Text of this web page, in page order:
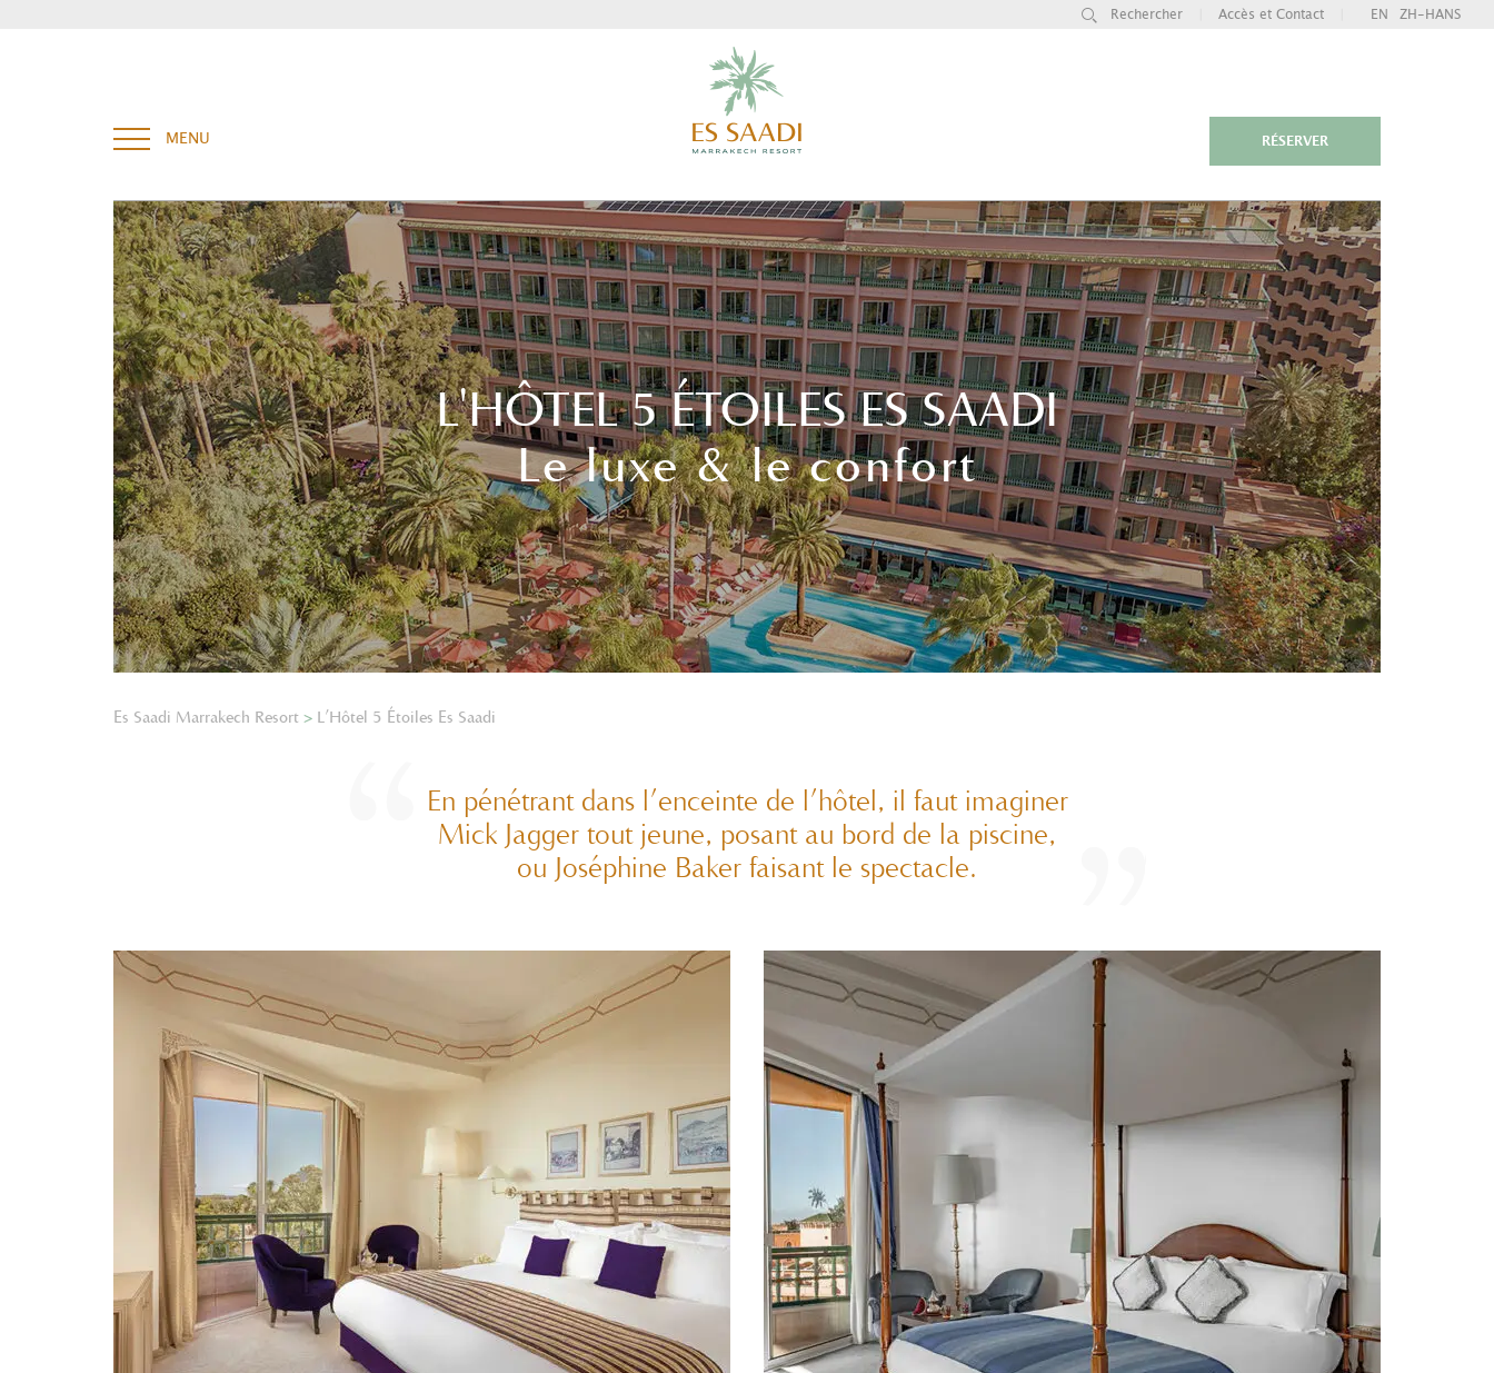
Rechercher Accès et Contact EN ZH-HANS
MENU RÉSERVER
L'HÔTEL 5 ÉTOILES ES SAADI
Le luxe & le confort
Es Saadi Marrakech Resort> L’Hôtel 5 Étoiles Es Saadi
En pénétrant dans l’enceinte de l’hôtel, il faut imaginer
Mick Jagger tout jeune, posant au bord de la piscine,
ou Joséphine Baker faisant le spectacle.